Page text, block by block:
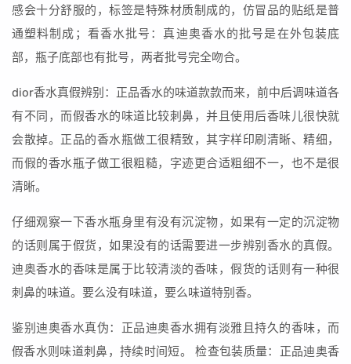
感会十分舒服的，标签是特殊材质制成的，仿冒品的贴纸是普
通塑料制成；看香水批号：真迪奥香水的批号是在外包装底
部，瓶子底部也有批号，两者批号完全吻合。
dior香水真假辨别：正品香水的味道款款而来，前中后调味道各
有不同，而假香水的味道比较刺鼻，并且使用后香味儿很快就
会散掉。正品的香水瓶做工很精致，其字样印刷清晰、精细，
而假的香水瓶子做工很粗糙，字迹更合适粗细不一，也不是很
清晰。
仔细观察一下香水瓶身里有没有沉淀物，如果有一定的沉淀物
的话则属于假货，如果没有的话需要进一步辨别香水的真假。
迪奥香水的香味是属于比较清淡的香味，假货的话则有一种很
刺鼻的味道。要么没有味道，要么味道特别香。
鉴别迪奥香水真伪：正品迪奥香水拥有淡雅且持久的香味，而
假香水则味道刺鼻，持续时间短。 检查包装质量：正品迪奥香